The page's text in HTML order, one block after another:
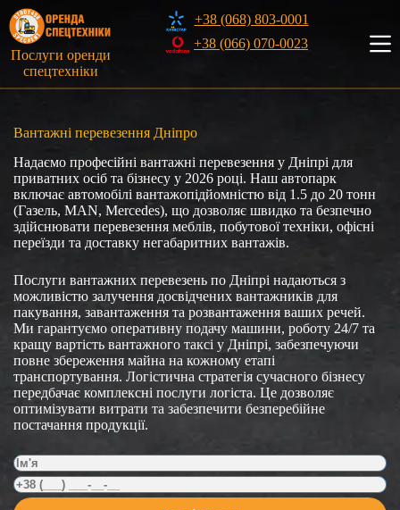
Перейти
до
вмісту
Послуги оренди
спецтехніки
+38 (068) 803-0001
+38 (066) 070-0023
Вантажні перевезення Дніпро
Надаємо професійні вантажні перевезення у Дніпрі для
приватних осіб та бізнесу у 2026 році. Наш автопарк
включає автомобілі вантажопідйомністю від 1.5 до 20 тонн
(Газель, MAN, Mercedes), що дозволяє швидко та безпечно
здійснювати перевезення меблів, побутової техніки, офісні
переїзди та доставку негабаритних вантажів.
Послуги вантажних перевезень по Дніпрі надаються з
можливістю залучення досвідчених вантажників для
пакування, завантаження та розвантаження ваших речей.
Ми гарантуємо оперативну подачу машини, роботу 24/7 та
кращу вартість вантажного таксі у Дніпрі, забезпечуючи
повне збереження майна на кожному етапі
транспортування. Логістична стратегія сучасного бізнесу
передбачає комплексні послуги логіста. Це дозволяє
оптимізувати витрати та забезпечити безперебійне
постачання продукції.